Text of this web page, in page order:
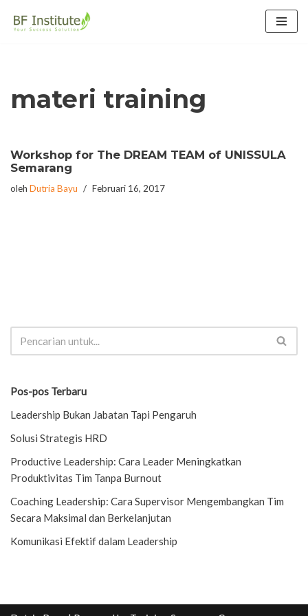
materi training
Workshop for The DREAM TEAM of UNISSULA
Semarang
oleh Dutria Bayu Februari 16, 2017
Pos-pos Terbaru
Leadership Bukan Jabatan Tapi Pengaruh
Solusi Strategis HRD
Productive Leadership: Cara Leader Meningkatkan
Produktivitas Tim Tanpa Burnout
Coaching Leadership: Cara Supervisor Mengembangkan Tim
Secara Maksimal dan Berkelanjutan
Komunikasi Efektif dalam Leadership